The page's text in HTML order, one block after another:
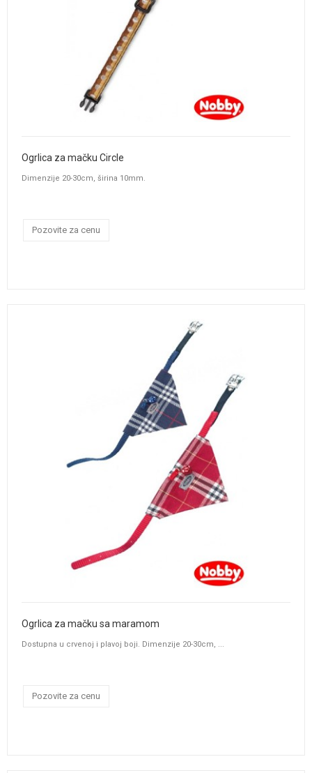
Ogrlica za mačku Circle
Dimenzije 20-30cm, širina 10mm.
Pozovite za cenu
Ogrlica za mačku sa maramom
Dostupna u crvenoj i plavoj boji. Dimenzije 20-30cm, ...
Pozovite za cenu